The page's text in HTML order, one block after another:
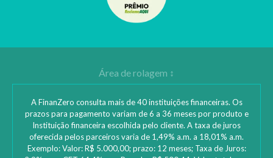
A FinanZero consulta mais de 40 instituições financeiras. Os
prazos para pagamento variam de 6 a 36 meses por produto e
Instituição financeira escolhida pelo cliente. A taxa de juros
oferecida pelos parceiros varia de 1,49% a.m. a 18,01% a.m.
Exemplo: Valor: R$ 5.000,00; prazo: 12 meses; Taxa de Juros: